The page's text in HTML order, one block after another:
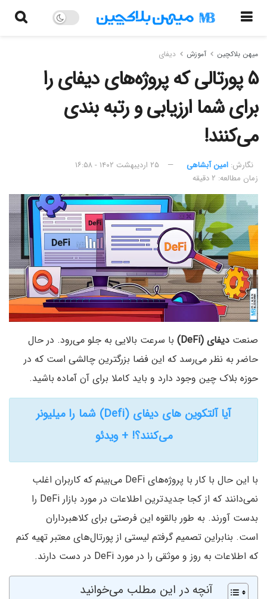
میهن بلاکچین آموزش دیفای
۵ پورتالی که پروژه‌های دیفای را
برای شما ارزیابی و رتبه بندی
می‌کنند!
نگارش:‌ امین آبشاهی
۲۵ اردیبهشت ۱۴۰۲ - ۱۶:۵۸
زمان مطالعه: ۲ دقیقه
صنعت دیفای (DeFi)
با سرعت بالایی به جلو می‌رود. در حال
حاضر به نظر می‌رسد که این فضا بزرگترین چالشی است که در
حوزه بلاک چین وجود دارد و باید کاملا برای آن آماده باشید.
آیا آلتکوین های دیفای (Defi) شما را میلیونر
می‌کنند؟!‌ + ویدئو
با این حال با کار با پروژه‌های DeFi می‌بینم که کاربران اغلب
نمی‌دانند که از کجا جدیدترین اطلاعات در مورد بازار DeFi را
بدست آورند. به طور بالقوه این فرصتی برای کلاهبرداران
است. بنابراین تصمیم گرفتم لیستی از پورتال‌های معتبر تهیه کنم
که اطلاعات به روز و موثقی را در مورد DeFi در دست دارند.
آنچه در این مطلب می‌خوانید